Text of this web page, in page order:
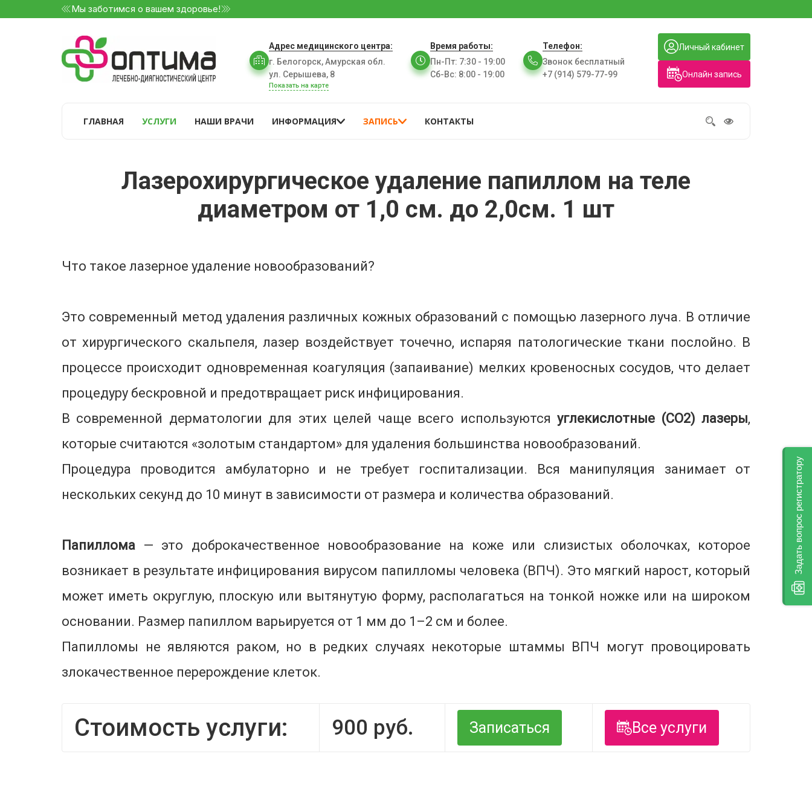
Мы заботимся о вашем здоровье!
Адрес медицинского центра:
г. Белогорск, Амурская обл.
ул. Серышева, 8
Показать на карте
Время работы:
Пн-Пт: 7:30 - 19:00
Сб-Вс: 8:00 - 19:00
Телефон:
Звонок бесплатный
+7 (914) 579-77-99
Онлайн запись
Личный кабинет
ГЛАВНАЯ УСЛУГИ НАШИ ВРАЧИ ИНФОРМАЦИЯ ЗАПИСЬ КОНТАКТЫ
Лазерохирургическое удаление папиллом на теле
диаметром от 1,0 см. до 2,0см. 1 шт
Что такое лазерное удаление новообразований?
Это современный метод удаления различных кожных образований с помощью лазерного луча. В отличие
от хирургического скальпеля, лазер воздействует точечно, испаряя патологические ткани послойно. В
процессе происходит одновременная коагуляция (запаивание) мелких кровеносных сосудов, что делает
процедуру бескровной и предотвращает риск инфицирования.
В современной дерматологии для этих целей чаще всего используютсяуглекислотные (CO2) лазеры,
которые считаются «золотым стандартом» для удаления большинства новообразований.
Процедура проводится амбулаторно и не требует госпитализации. Вся манипуляция занимает от
нескольких секунд до 10 минут в зависимости от размера и количества образований.
Папиллома — это доброкачественное новообразование на коже или слизистых оболочках, которое
возникает в результате инфицирования вирусом папилломы человека (ВПЧ). Это мягкий нарост, который
может иметь округлую, плоскую или вытянутую форму, располагаться на тонкой ножке или на широком
основании. Размер папиллом варьируется от 1 мм до 1–2 см и более.
Папилломы не являются раком, но в редких случаях некоторые штаммы ВПЧ могут провоцировать
злокачественное перерождение клеток.
Стоимость услуги: 900 руб. Записаться Все услуги
Задать вопрос регистратору